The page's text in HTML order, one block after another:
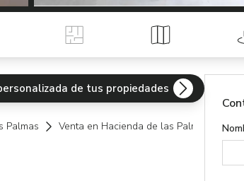
Virtual Planos Mapa
de tus propiedades
Palmas Venta en Hacienda de las Palmas